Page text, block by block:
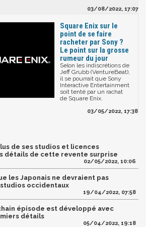
03/08/2022, 17:07
Square Enix sur le
point de se faire
racheter par Sony ?
Le point sur la grosse
rumeur du jour
Selon les indiscrétions de
Jeff Grubb (VentureBeat),
il se pourrait que Sony
Interactive Entertainment
soit tenté par un rachat
de Square Enix.
03/05/2022, 17:38
de ses studios et licences
détails de cette revente surprise
02/05/2022, 10:06
les Japonais ne devraient pas
occidentaux
19/04/2022, 07:58
épisode est développé avec
détails
05/04/2022, 19:18